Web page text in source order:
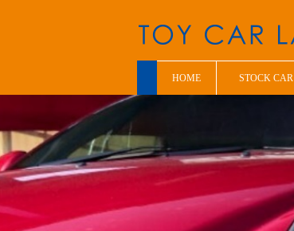
HOME STOCK CAR